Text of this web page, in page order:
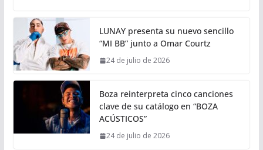
LUNAY presenta su nuevo sencillo
“MI BB” junto a Omar Courtz
24 de julio de 2026
Boza reinterpreta cinco canciones
clave de su catálogo en “BOZA
ACÚSTICOS”
24 de julio de 2026